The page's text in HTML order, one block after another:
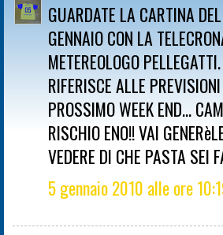
GUARDATE LA CARTINA
GENNAIO CON LA
METEREOLOGO
RIFERISCE ALLE
PROSSIMO WEEK END...
RISCHIO ENO!! VAI
VEDERE DI CHE PASTA SEI
5 gennaio 2010 alle ore